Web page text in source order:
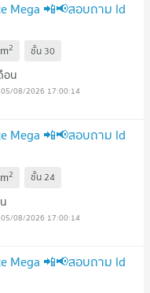
Mega 📲📢สอบถาม ld
m2 ชั้น 30
อน
05/08/2026 17:00:14
Mega 📲📢สอบถาม ld
m2 ชั้น24
05/08/2026 17:00:14
Mega 📲📢สอบถาม ld